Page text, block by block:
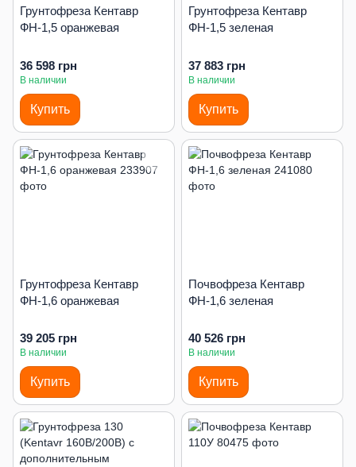
Грунтофреза Кентавр
ФН-1,5 оранжевая
36 598 грн
В наличии
Купить
Грунтофреза Кентавр
ФН-1,5 зеленая
37 883 грн
В наличии
Купить
Грунтофреза Кентавр
ФН-1,6 оранжевая
39 205 грн
В наличии
Купить
Почвофреза Кентавр
ФН-1,6 зеленая
40 526 грн
В наличии
Купить